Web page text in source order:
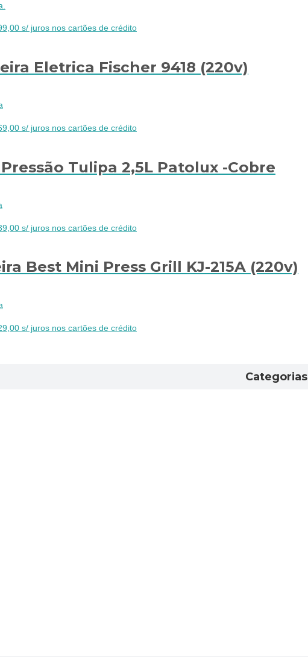
s/ juros nos cartões de crédito
Eletrica Fischer 9418 (220v)
s/ juros nos cartões de crédito
Tulipa 2,5L Patolux -Cobre
s/ juros nos cartões de crédito
Best Mini Press Grill KJ-215A (220v)
s/ juros nos cartões de crédito
Categorias